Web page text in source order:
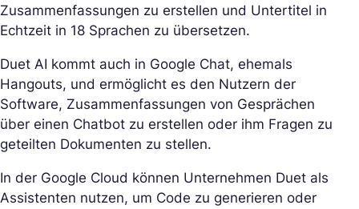
Zusammenfassungen zu erstellen und Untertitel in
Echtzeit in 18 Sprachen zu übersetzen.
Duet AI kommt auch in Google Chat, ehemals
Hangouts, und ermöglicht es den Nutzern der
Software, Zusammenfassungen von Gesprächen
über einen Chatbot zu erstellen oder ihm Fragen zu
geteilten Dokumenten zu stellen.
In der Google Cloud können Unternehmen Duet als
Assistenten nutzen, um Code zu generieren oder